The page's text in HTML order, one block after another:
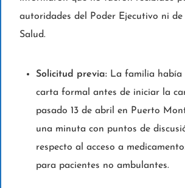
autoridades del Poder Ejecutivo ni
Salud.
Solicitud previa: La familia había
carta formal antes de iniciar la
pasado 13 de abril en Puerto
una minuta con puntos de
respecto al acceso a
para pacientes no ambulantes.